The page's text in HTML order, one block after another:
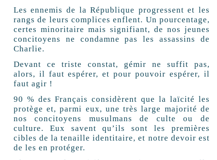
Les ennemis de la République progressent et les
rangs de leurs complices enflent. Un pourcentage,
certes minoritaire mais signifiant, de nos jeunes
concitoyens ne condamne pas les assassins de
Charlie.
Devant ce triste constat, gémir ne suffit pas,
alors, il faut espérer, et pour pouvoir espérer, il
faut agir !
90 % des Français considèrent que la laïcité les
protège et, parmi eux, une très large majorité de
nos concitoyens musulmans de culte ou de
culture. Eux savent qu’ils sont les premières
cibles de la tenaille identitaire, et notre devoir est
de les en protéger.